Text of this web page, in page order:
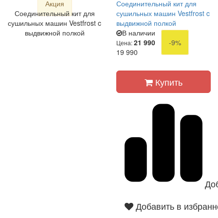
Акция
Соединительный кит для
сушильных машин Vestfrost c
выдвижной полкой
Соединительный кит для
сушильных машин Vestfrost c
выдвижной полкой
В наличии
Цена:21 990
-9%
19 990
Купить
Добавить в